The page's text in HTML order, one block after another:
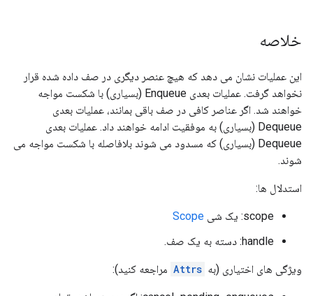
خلاصه
این عملیات نشان می دهد که هیچ عنصر دیگری در صف داده شده قرار
نخواهد گرفت. عملیات بعدی Enqueue (بسیاری) با شکست مواجه
خواهند شد. اگر عناصر کافی در صف باقی بمانند، عملیات بعدی
Dequeue (بسیاری) به موفقیت ادامه خواهند داد. عملیات بعدی
Dequeue (بسیاری) که مسدود می شوند بلافاصله با شکست مواجه می
شوند.
استدلال ها:
scope: یک شی
Scope
handle: دسته به یک صف.
ویژگی های اختیاری (به Attrs مراجعه کنید):